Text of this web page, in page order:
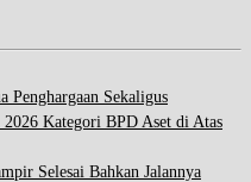
Penghargaan Sekaligus
Kategori BPD Aset di Atas
Selesai Bahkan Jalannya